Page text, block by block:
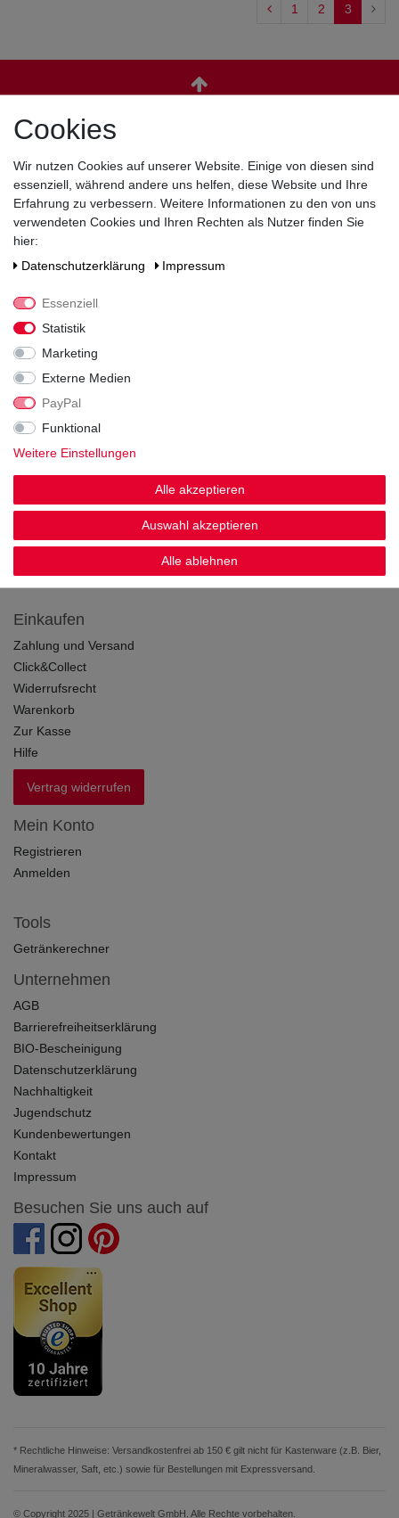
1 2 3
Wir versenden mit
Einkaufen
Zahlung und Versand
Click&Collect
Widerrufsrecht
Warenkorb
Zur Kasse
Hilfe
Vertrag widerrufen
Mein Konto
Registrieren
Anmelden
Tools
Getränkerechner
Unternehmen
AGB
Barrierefreiheitserklärung
BIO-Bescheinigung
Datenschutzerklärung
Nachhaltigkeit
Jugendschutz
Kundenbewertungen
Kontakt
Impressum
Besuchen Sie uns auch auf
* Rechtliche Hinweise: Versandkostenfrei ab 150 € gilt nicht für Kastenware (z.B. Bier,
Mineralwasser, Saft, etc.) sowie für Bestellungen mit Expressversand.
© Copyright 2025 | Getränkewelt GmbH. Alle Rechte vorbehalten.
Cookies
Wir nutzen Cookies auf unserer Website. Einige von diesen sind
essenziell, während andere uns helfen, diese Website und Ihre
Erfahrung zu verbessern. Weitere Informationen zu den von uns
verwendeten Cookies und Ihren Rechten als Nutzer finden Sie
hier:
Daten­schutz­erklärung
Impressum
Essenziell
Statistik
Marketing
Externe Medien
PayPal
Funktional
Weitere Einstellungen
Alle akzeptieren
Auswahl akzeptieren
Alle ablehnen